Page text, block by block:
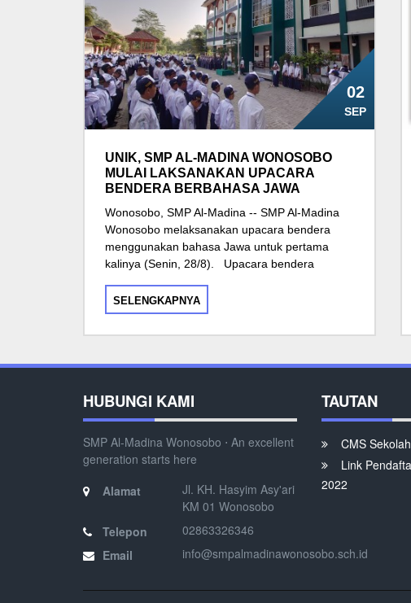
02
SEP
UNIK, SMP AL-MADINA WONOSOBO
MULAI LAKSANAKAN UPACARA
BENDERA BERBAHASA JAWA
Wonosobo, SMP Al-Madina -- SMP Al-Madina
Wonosobo melaksanakan upacara bendera
menggunakan bahasa Jawa untuk pertama
kalinya (Senin, 28/8). Upacara bendera
SELENGKAPNYA
HUBUNGI KAMI
SMP Al-Madina Wonosobo ⋅ An excellent
generation starts here
Alamat
Jl. KH. Hasyim Asy'ari
KM 01 Wonosobo
Telepon
02863326346
Email
info@smpalmadinawonosobo.sch.id
TAUTAN
CMS
Link
2022